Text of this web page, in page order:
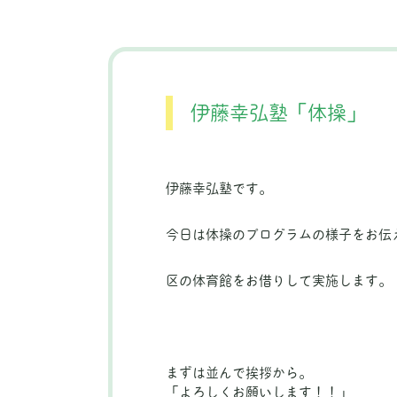
伊藤幸弘塾「体操」
伊藤幸弘塾です。
今日は体操のプログラムの様子をお伝
区の体育館をお借りして実施します。
まずは並んで挨拶から。
「よろしくお願いします！！」